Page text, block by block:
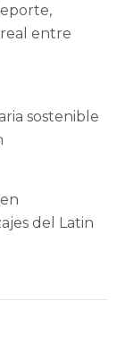
entre
sostenible
del Latin